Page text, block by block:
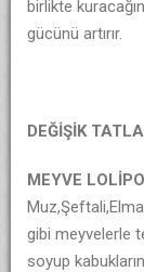
birlikte
gücünü artırır.
DEĞİŞİK
MEYVE
gibi meyvelerle
soyup